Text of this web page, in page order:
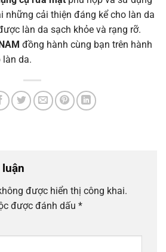
những cải thiện đáng kể cho làn da
làn da sạch khỏe và rạng rỡ.
đồng hành cùng bạn trên hành
làn da.
được hiển thị công khai.
được đánh dấu *